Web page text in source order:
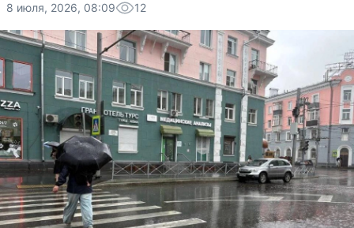
8 июля, 2026, 08:09 12